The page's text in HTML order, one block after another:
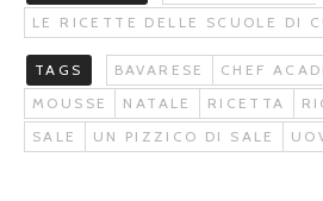
LE RICETTE DELLE SCUOLE DI
TAGS BAVARESE CHEF
MOUSSE
NATALE RICETTA
SALE
UN PIZZICO DI SALE